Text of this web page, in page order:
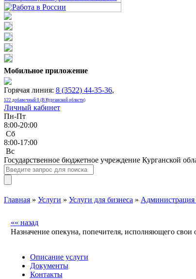
Мобильное приложение
Горячая линия: 8 (3522) 44-35-36,
122 добавочный 0 (В Курганской области)
Личный кабинет
Пн-Пт
8:00-20:00
Сб
8:00-17:00
Bc
Государственное бюджетное учреждение Курганской
Главная » Услуги » Услуги для бизнеса » Администрация
«« назад
Назначение опекуна, попечителя, исполняющего свои
Описание услуги
Документы
Контакты